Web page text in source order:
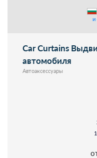
и
Car Curtains
автомобиля
Автоаксессуары